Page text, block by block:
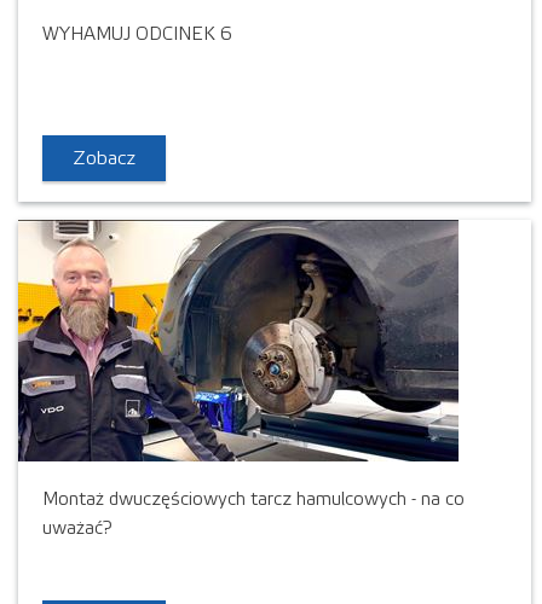
WYHAMUJ ODCINEK 6
Zobacz
Montaż dwuczęściowych tarcz hamulcowych - na co
uważać?